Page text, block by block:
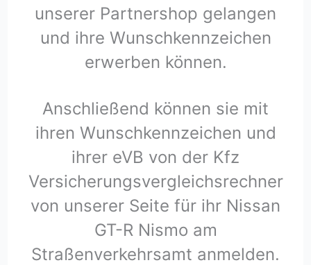
unserer Partnershop gelangen
und ihre Wunschkennzeichen
erwerben können.
Anschließend können sie mit
ihren Wunschkennzeichen und
ihrer eVB von der Kfz
Versicherungsvergleichsrechner
von unserer Seite für ihr Nissan
GT-R Nismo am
Straßenverkehrsamt anmelden.